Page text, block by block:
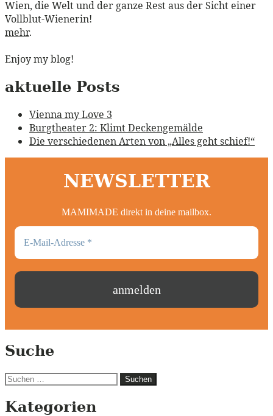
Wien, die Welt und der ganze Rest aus der Sicht einer
Vollblut-Wienerin!
mehr.
Enjoy my blog!
aktuelle Posts
Vienna my Love 3
Burgtheater 2: Klimt Deckengemälde
Die verschiedenen Arten von „Alles geht schief!“
NEWSLETTER
MAMIMADE direkt in deine mailbox.
Suche
Suchen
Kategorien